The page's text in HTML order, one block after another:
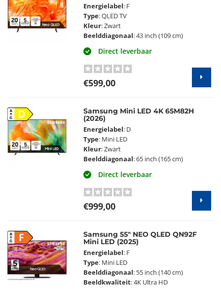
Energielabel: F
Type: QLED TV
Kleur: Zwart
Beelddiagonaal: 43 inch (109 cm)
Direct leverbaar
€599,00
Samsung Mini LED 4K 65M82H
(2026)
Energielabel: D
Type: Mini LED
Kleur: Zwart
Beelddiagonaal: 65 inch (165 cm)
Direct leverbaar
€999,00
Samsung 55" NEO QLED QN92F
Mini LED (2025)
Energielabel: F
Type: Mini LED
Beelddiagonaal: 55 inch (140 cm)
Beeldkwaliteit: 4K Ultra HD